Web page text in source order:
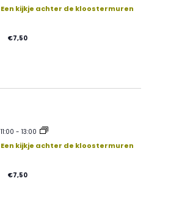
Een kijkje achter de kloostermuren
€7,50
11:00 -13:00
Een kijkje achter de kloostermuren
€7,50